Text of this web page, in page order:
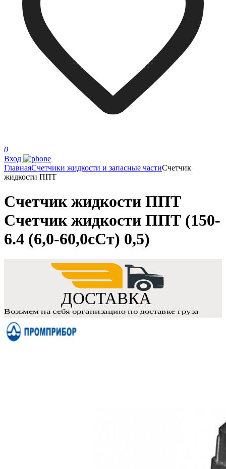
0
Вход
ГлавнаяСчетчики жидкости и запасные частиСчетчик
жидкости ППТ
Счетчик жидкости ППТ
Счетчик жидкости ППТ (150-
6.4 (6,0-60,0сСт) 0,5)